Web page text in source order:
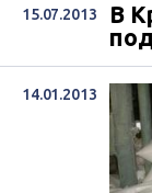
15.07.2013
В
14.01.2013